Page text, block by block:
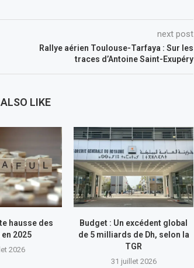
next post
Rallye aérien Toulouse-Tarfaya : Sur les
traces d’Antoine Saint-Exupéry
LIKE
hausse des
2025
2026
Budget : Un excédent global
de 5 milliards de Dh, selon la
TGR
31 juillet 2026